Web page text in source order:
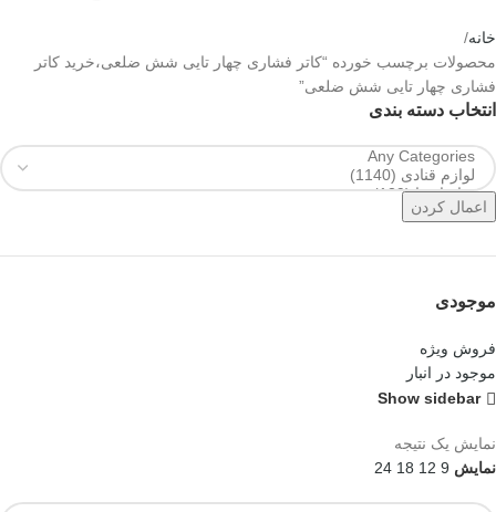
خانه
محصولات برچسب خورده “کاتر فشاری چهار تایی شش ضلعی،خرید کاتر
فشاری چهار تایی شش ضلعی”
انتخاب دسته بندی
اعمال کردن
موجودی
فروش ویژه
موجود در انبار
Show sidebar
نمایش یک نتیجه
نمایش 9
12
18
24